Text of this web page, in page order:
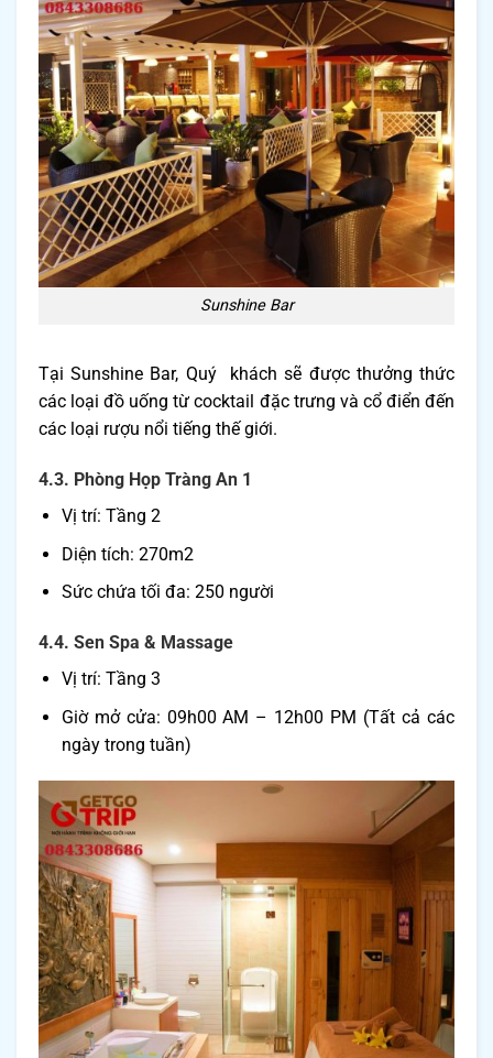
Sunshine Bar
Tại Sunshine Bar, Quý khách sẽ được thưởng thức
các loại đồ uống từ cocktail đặc trưng và cổ điển đến
các loại rượu nổi tiếng thế giới.
4.3. Phòng Họp Tràng An 1
Vị trí: Tầng 2
Diện tích: 270m2
Sức chứa tối đa: 250 người
4.4. Sen Spa & Massage
Vị trí: Tầng 3
Giờ mở cửa: 09h00 AM – 12h00 PM (Tất cả các
ngày trong tuần)